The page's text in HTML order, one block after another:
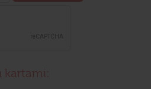
kartami: